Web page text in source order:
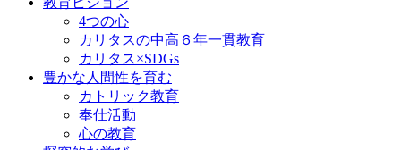
4つの心
カリタスの中高６年一貫教育
カリタス×SDGs
豊かな人間性を育む
カトリック教育
奉仕活動
心の教育